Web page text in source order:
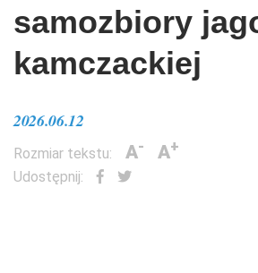
samozbiory
kamczackiej
2026.06.12
Rozmiar tekstu: A- A+
Udostępnij: